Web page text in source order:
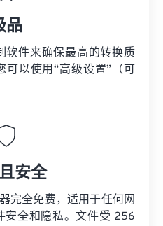
品
软件来确保最高的转换质
以使用“高级设置”（可
安全
完全免费，适用于任何网
安全和隐私。文件受 256